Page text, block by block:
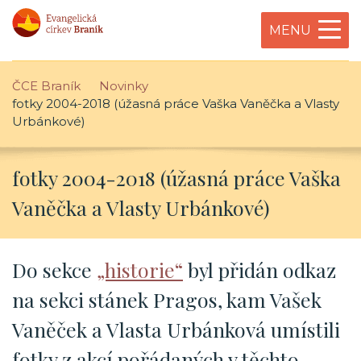
MENU
ČCE Braník
Novinky
fotky 2004-2018 (úžasná práce Vaška Vaněčka a Vlasty
Urbánkové)
fotky 2004-2018 (úžasná práce Vaška
Vaněčka a Vlasty Urbánkové)
Do sekce „historie“ byl přidán odkaz
na sekci stánek Pragos, kam Vašek
Vaněček a Vlasta Urbánková umístili